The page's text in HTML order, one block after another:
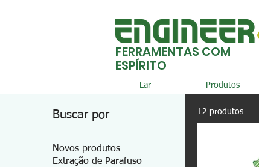
FERRAMENTAS COM
ESPÍRITO
Lar Produtos
Buscar por
Novos produtos
Extração de Parafuso
12 produtos